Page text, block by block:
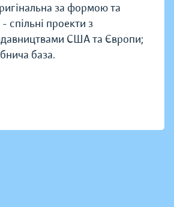
за формою та
спільні проекти з
США та Європи;
база.